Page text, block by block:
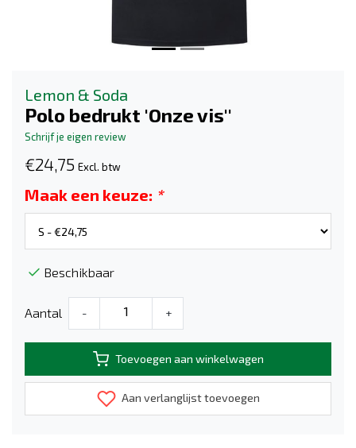
Lemon & Soda
Polo bedrukt 'Onze vis''
Schrijf je eigen review
€24,75 Excl. btw
Maak een keuze: *
Beschikbaar
Aantal - +
Toevoegen aan winkelwagen
Aan verlanglijst toevoegen